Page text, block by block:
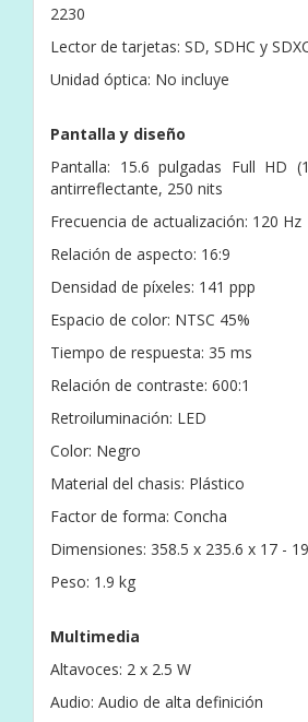
2230
Lector de tarjetas: SD, SDHC y
Unidad óptica: No incluye
Pantalla y diseño
Pantalla: 15.6 pulgadas Full HD
antirreflectante, 250 nits
Frecuencia de actualización: 120 Hz
Relación de aspecto: 16:9
Densidad de píxeles: 141 ppp
Espacio de color: NTSC 45%
Tiempo de respuesta: 35 ms
Relación de contraste: 600:1
Retroiluminación: LED
Color: Negro
Material del chasis: Plástico
Factor de forma: Concha
Dimensiones: 358.5 x 235.6 x 17 -
Peso: 1.9 kg
Multimedia
Altavoces: 2 x 2.5 W
Audio: Audio de alta definición